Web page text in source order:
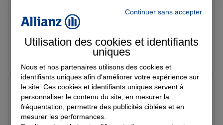
Retraite
Tous nos devis d'assurance
Le 27/02/2026 - Agence BRANTOME
Très bon accueil et bons conseils.
Prendre un RDV
Note de 5 sur 5
Le 27/02/2026 - Agence BRANTOME
Très satisfait du professionnalisme et de la réactivité. À
Sébastien P.
Continuer sans accepter
Utilisation des cookies et identifiants
uniques
Nous et nos partenaires utilisons des cookies et
identifiants uniques afin d'améliorer votre expérience sur
le site. Ces cookies et identifiants uniques servent à
personnaliser le contenu du site, en mesurer la
fréquentation, permettre des publicités ciblées et en
mesurer les performances.